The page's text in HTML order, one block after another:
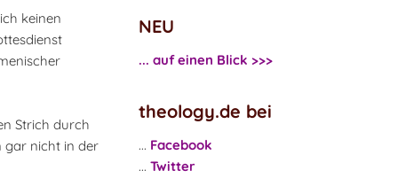
keinen
Strich durch
gar nicht in der
NEU
... auf einen Blick >>>
theology.de bei
... Facebook
... Twitter